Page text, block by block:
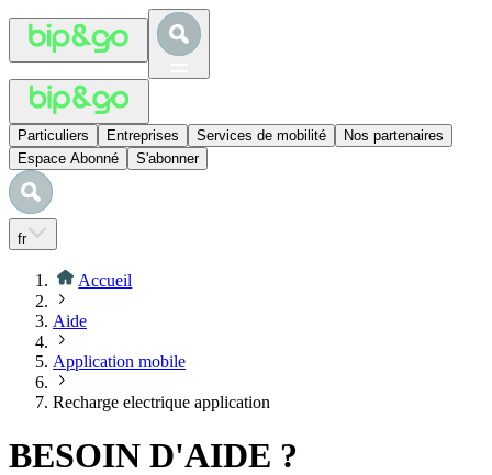
Particuliers Entreprises Services de mobilité
Nos partenaires
Espace Abonné
S'abonner
fr
Accueil
Aide
Application mobile
Recharge electrique application
BESOIN D'AIDE ?